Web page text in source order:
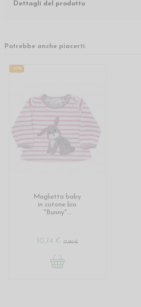
Dettagli del prodotto
Potrebbe anche piacerti
-40%
Maglietta baby
in cotone bio
"Bunny"...
10,74 € 17,90 €